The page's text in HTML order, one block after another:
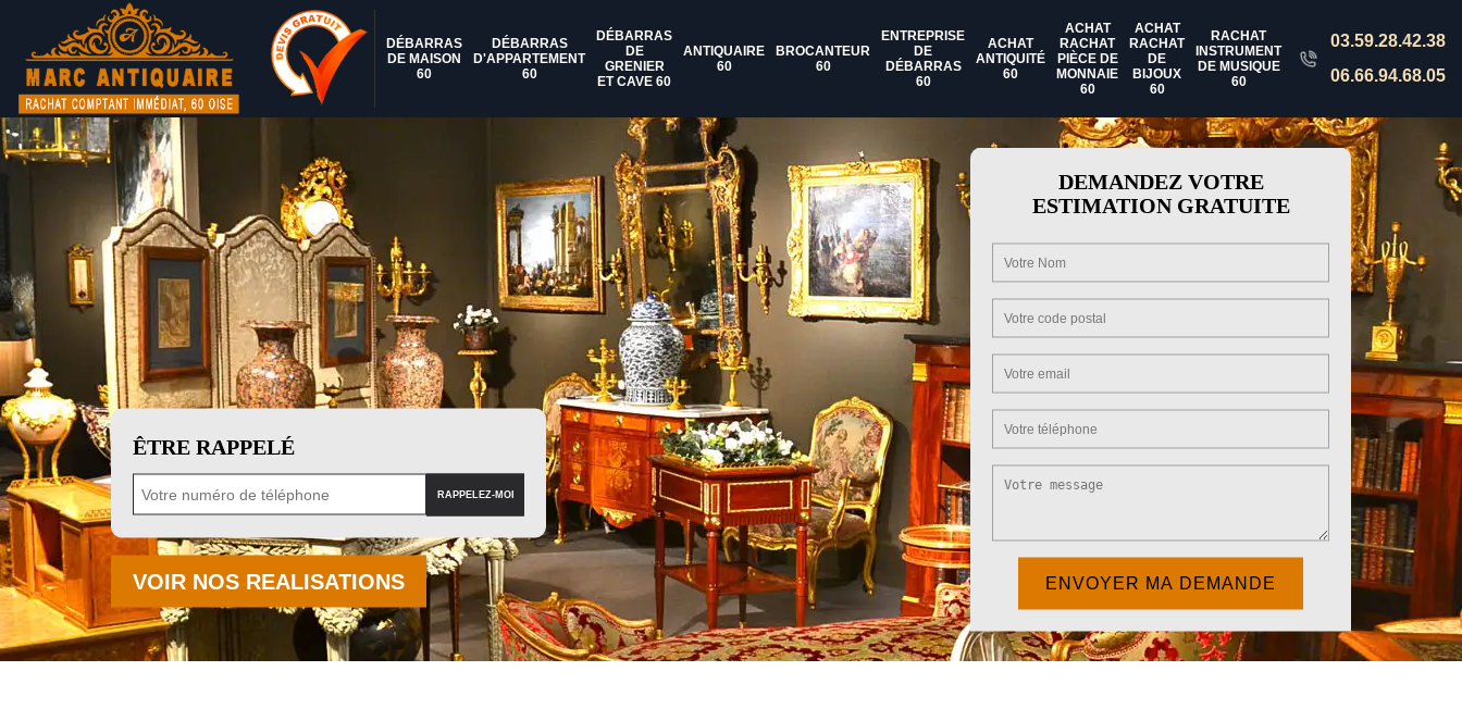
DÉBARRAS
DE MAISON
60
DÉBARRAS
D'APPARTEMENT
60
DÉBARRAS
DE
GRENIER
ET CAVE 60
ANTIQUAIRE
60
BROCANTEUR
60
ENTREPRISE
DE
DÉBARRAS
60
ACHAT
ANTIQUITÉ
60
ACHAT
RACHAT
PIÈCE DE
MONNAIE
60
ACHAT
RACHAT
DE
BIJOUX
60
RACHAT
INSTRUMENT
DE MUSIQUE
60
03.59.28.42.38
06.66.94.68.05
ÊTRE RAPPELÉ
VOIR NOS REALISATIONS
DEMANDEZ VOTRE
ESTIMATION GRATUITE